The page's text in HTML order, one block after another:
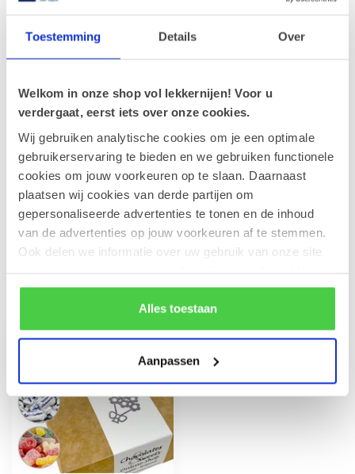
Toestemming Details Over
Welkom in onze shop vol lekkernijen! Voor u
verdergaat, eerst iets over onze cookies.
Wij gebruiken analytische cookies om je een optimale
gebruikerservaring te bieden en we gebruiken functionele
cookies om jouw voorkeuren op te slaan. Daarnaast
plaatsen wij cookies van derde partijen om
gepersonaliseerde advertenties te tonen en de inhoud
van de advertenties op jouw voorkeuren af te stemmen.
Ook delen we informatie over uw gebruik van onze site
rekening mee dat als je bepaalde cookies blokkeert, het
de correcte werking van de website kan verstoren.
Alles toestaan
Aanpassen
Leonidas Blauwe ladedoos 40
pralines
Leonidas Rode Juwelendoos
Op voorraad
Leonidas Chocolade potloden
Op voorraad
€5,35
Recent bekeken